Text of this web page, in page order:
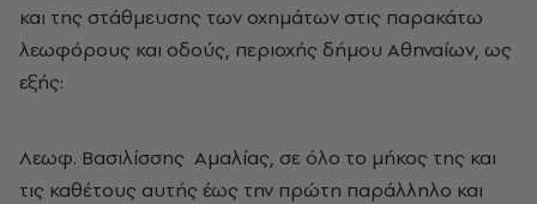
και της στάθμευσης των οχημάτων στις παρακάτω
λεωφόρους και οδούς, περιοχής δήμου Αθηναίων, ως
εξής:
Λεωφ. Βασιλίσσης Αμαλίας, σε όλο το μήκος της και
τις καθέτους αυτής έως την πρώτη παράλληλο και